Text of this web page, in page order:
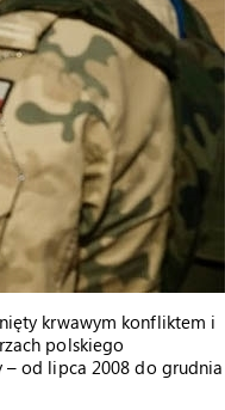
krwawym konfliktem i
polskiego
– od lipca 2008 do grudnia